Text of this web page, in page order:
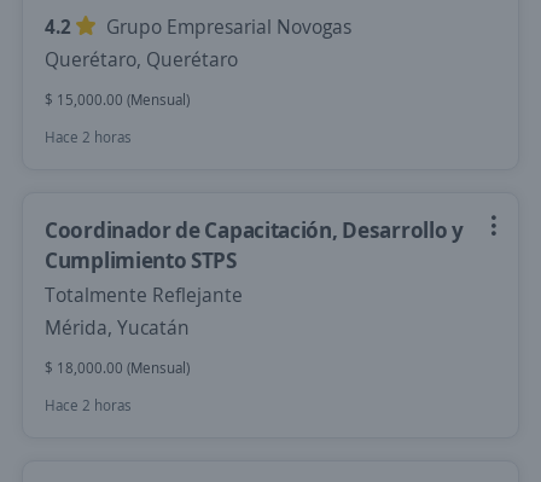
4.2
Grupo Empresarial Novogas
Querétaro, Querétaro
$ 15,000.00 (Mensual)
Hace 2 horas
Coordinador de Capacitación, Desarrollo y
Cumplimiento STPS
Totalmente Reflejante
Mérida, Yucatán
$ 18,000.00 (Mensual)
Hace 2 horas